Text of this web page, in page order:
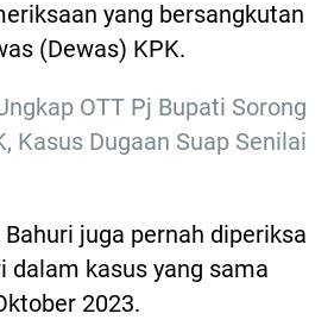
yang bersangkutan
(Dewas) KPK.
OTT Pj Bupati Sorong
Kasus Dugaan Suap Senilai
juga pernah diperiksa
dalam kasus yang sama
2023.